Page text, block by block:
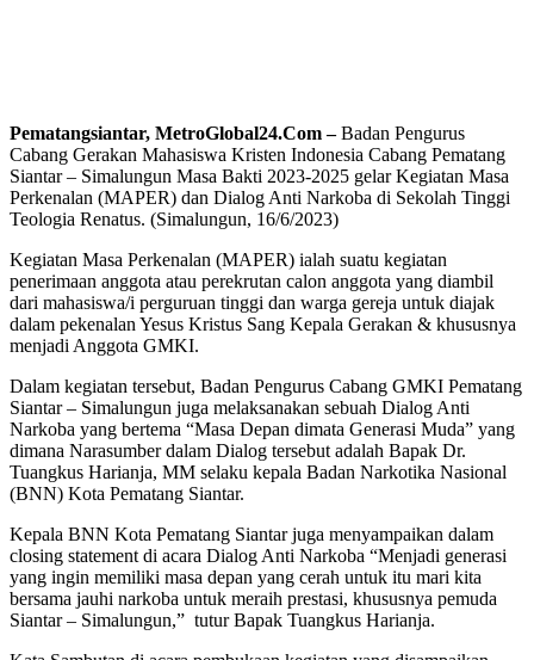
Pematangsiantar, MetroGlobal24.Com –Badan Pengurus
Cabang Gerakan Mahasiswa Kristen Indonesia Cabang Pematang
Siantar – Simalungun Masa Bakti 2023-2025 gelar Kegiatan Masa
Perkenalan (MAPER) dan Dialog Anti Narkoba di Sekolah Tinggi
Teologia Renatus. (Simalungun, 16/6/2023)
Kegiatan Masa Perkenalan (MAPER) ialah suatu kegiatan
penerimaan anggota atau perekrutan calon anggota yang diambil
dari mahasiswa/i perguruan tinggi dan warga gereja untuk diajak
dalam pekenalan Yesus Kristus Sang Kepala Gerakan & khususnya
menjadi Anggota GMKI.
Dalam kegiatan tersebut, Badan Pengurus Cabang GMKI Pematang
Siantar – Simalungun juga melaksanakan sebuah Dialog Anti
Narkoba yang bertema “Masa Depan dimata Generasi Muda” yang
dimana Narasumber dalam Dialog tersebut adalah Bapak Dr.
Tuangkus Harianja, MM selaku kepala Badan Narkotika Nasional
(BNN) Kota Pematang Siantar.
Kepala BNN Kota Pematang Siantar juga menyampaikan dalam
closing statement di acara Dialog Anti Narkoba “Menjadi generasi
yang ingin memiliki masa depan yang cerah untuk itu mari kita
bersama jauhi narkoba untuk meraih prestasi, khususnya pemuda
Siantar – Simalungun,” tutur Bapak Tuangkus Harianja.